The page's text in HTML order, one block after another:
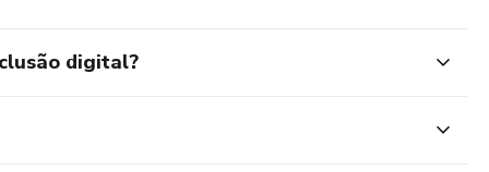
digital?